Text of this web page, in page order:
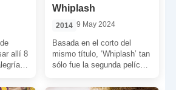
allí 8
Whiplash
2014 9 May 2024
Basada en el corto del
mismo título, ‘Whiplash’ tan
sólo fue la segunda película
embargo, se […]